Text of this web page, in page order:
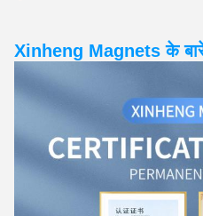
Xinheng Magnets के